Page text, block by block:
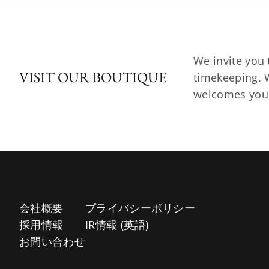
VISIT OUR BOUTIQUE
We invite
timekeeping.
welcomes
会社概要
採用情報
お問い合わせ
プライバシーポリシー
IR情報 (英語)